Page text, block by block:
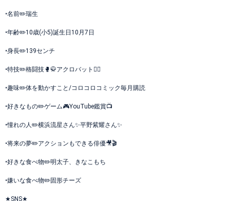
•名前✏️瑞生
•年齢✏️10歳(小5)誕生日10月7日
•身長✏️139センチ
•特技✏️格闘技🥊🥋アクロバット🤸‍♂️
•趣味✏️体を動かすこと/コロコロコミック毎月購読
•好きなもの✏️ゲーム🎮️YouTube鑑賞📺️
•憧れの人✏️横浜流星さん✨平野紫耀さん✨
•将来の夢✏️アクションもできる俳優🎥🎬️
•好きな食べ物✏️明太子、きなこもち
•嫌いな食べ物✏️固形チーズ
★SNS★